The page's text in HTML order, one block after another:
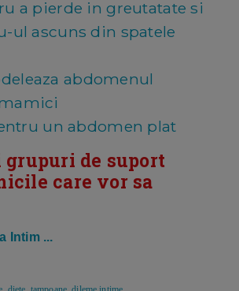
a pierde in greutatate si
ul ascuns din spatele
abdomenul
un abdomen plat
de suport
care vor sa
Intim ...